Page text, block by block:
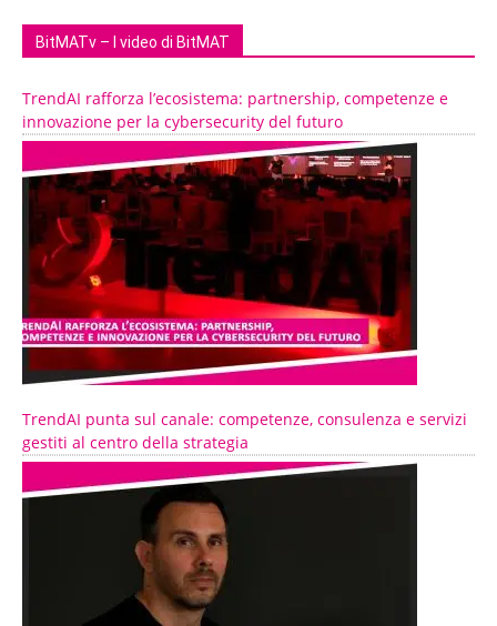
BitMATv – I video di BitMAT
TrendAI rafforza l’ecosistema: partnership, competenze e
innovazione per la cybersecurity del futuro
TrendAI punta sul canale: competenze, consulenza e servizi
gestiti al centro della strategia